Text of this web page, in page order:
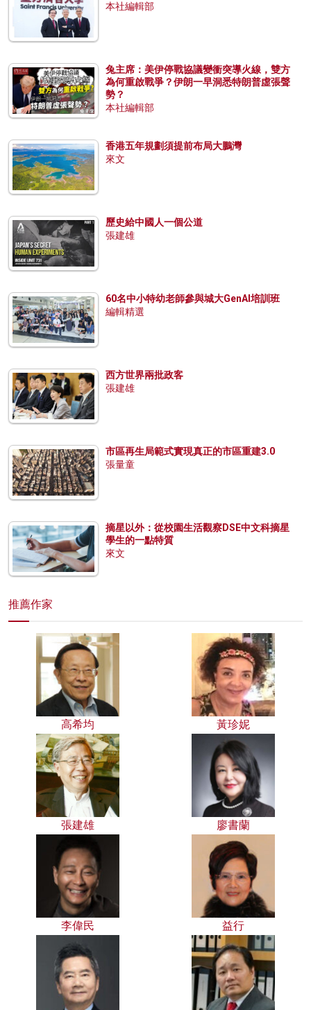
本社編輯部
兔主席：美伊停戰協議變衝突導火線，雙方
為何重啟戰爭？伊朗一早洞悉特朗普虛張聲
勢？
本社編輯部
香港五年規劃須提前布局大鵬灣
來文
歷史給中國人一個公道
張建雄
60名中小特幼老師參與城大GenAI培訓班
編輯精選
西方世界兩批政客
張建雄
市區再生局範式實現真正的市區重建3.0
張量童
摘星以外：從校園生活觀察DSE中文科摘星
學生的一點特質
來文
推薦作家
高希均 黃珍妮
張建雄 廖書蘭
李偉民 益行